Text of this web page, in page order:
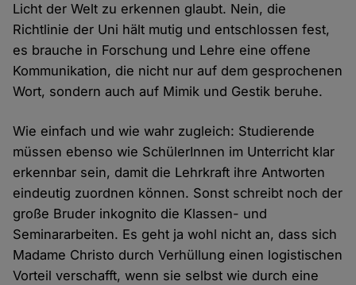
Licht der Welt zu erkennen glaubt. Nein, die
Richtlinie der Uni hält mutig und entschlossen fest,
es brauche in Forschung und Lehre eine offene
Kommunikation, die nicht nur auf dem gesprochenen
Wort, sondern auch auf Mimik und Gestik beruhe.
Wie einfach und wie wahr zugleich: Studierende
müssen ebenso wie SchülerInnen im Unterricht klar
erkennbar sein, damit die Lehrkraft ihre Antworten
eindeutig zuordnen können. Sonst schreibt noch der
große Bruder inkognito die Klassen- und
Seminararbeiten. Es geht ja wohl nicht an, dass sich
Madame Christo durch Verhüllung einen logistischen
Vorteil verschafft, wenn sie selbst wie durch eine